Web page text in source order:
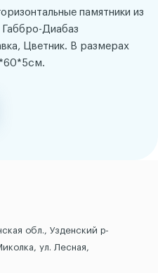
памятники из
Габбро-Диабаз
Цветник. В размерах
обл., Узденский р-
ул. Лесная,